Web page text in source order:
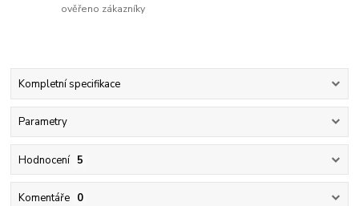
ověřeno zákazníky
Kompletní specifikace
Parametry
Hodnocení 5
Komentáře 0